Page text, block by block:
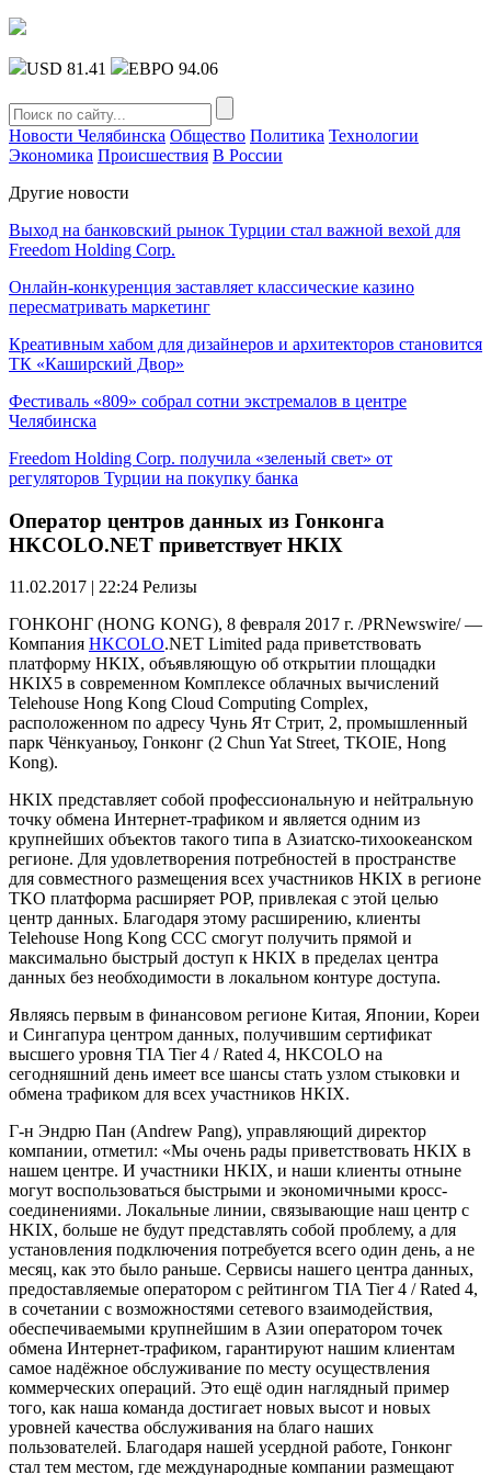
USD 81.41 ЕВРО 94.06
Новости Челябинска Общество Политика Технологии
Экономика Происшествия В России
Другие новости
Выход на банковский рынок Турции стал важной вехой для
Freedom Holding Corp.
Онлайн-конкуренция заставляет классические казино
пересматривать маркетинг
Креативным хабом для дизайнеров и архитекторов становится
ТК «Каширский Двор»
Фестиваль «809» собрал сотни экстремалов в центре
Челябинска
Freedom Holding Corp. получила «зеленый свет» от
регуляторов Турции на покупку банка
Оператор центров данных из Гонконга
HKCOLO.NET приветствует HKIX
11.02.2017 | 22:24 Релизы
ГОНКОНГ (HONG KONG), 8 февраля 2017 г. /PRNewswire/ —
Компания HKCOLO.NET Limited рада приветствовать
платформу HKIX, объявляющую об открытии площадки
HKIX5 в современном Комплексе облачных вычислений
Telehouse Hong Kong Cloud Computing Complex,
расположенном по адресу Чунь Ят Стрит, 2, промышленный
парк Чёнкуаньоу, Гонконг (2 Chun Yat Street, TKOIE, Hong
Kong).
HKIX представляет собой профессиональную и нейтральную
точку обмена Интернет-трафиком и является одним из
крупнейших объектов такого типа в Азиатско-тихоокеанском
регионе. Для удовлетворения потребностей в пространстве
для совместного размещения всех участников HKIX в регионе
TKO платформа расширяет РОР, привлекая с этой целью
центр данных. Благодаря этому расширению, клиенты
Telehouse Hong Kong CCC смогут получить прямой и
максимально быстрый доступ к HKIX в пределах центра
данных без необходимости в локальном контуре доступа.
Являясь первым в финансовом регионе Китая, Японии, Кореи
и Сингапура центром данных, получившим сертификат
высшего уровня TIA Tier 4 / Rated 4, HKCOLO на
сегодняшний день имеет все шансы стать узлом стыковки и
обмена трафиком для всех участников HKIX.
Г-н Эндрю Пан (Andrew Pang), управляющий директор
компании, отметил: «Мы очень рады приветствовать HKIX в
нашем центре. И участники HKIX, и наши клиенты отныне
могут воспользоваться быстрыми и экономичными кросс-
соединениями. Локальные линии, связывающие наш центр с
HKIX, больше не будут представлять собой проблему, а для
установления подключения потребуется всего один день, а не
месяц, как это было раньше. Сервисы нашего центра данных,
предоставляемые оператором с рейтингом TIA Tier 4 / Rated 4,
в сочетании с возможностями сетевого взаимодействия,
обеспечиваемыми крупнейшим в Азии оператором точек
обмена Интернет-трафиком, гарантируют нашим клиентам
самое надёжное обслуживание по месту осуществления
коммерческих операций. Это ещё один наглядный пример
того, как наша команда достигает новых высот и новых
уровней качества обслуживания на благо наших
пользователей. Благодаря нашей усердной работе, Гонконг
стал тем местом, где международные компании размещают